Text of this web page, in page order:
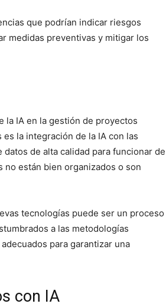
que podrían indicar riesgos
medidas preventivas y mitigar los
la IA en la gestión de proyectos
la integración de la IA con las
de alta calidad para funcionar de
no están bien organizados o son
tecnologías puede ser un proceso
a las metodologías
para garantizar una
con IA